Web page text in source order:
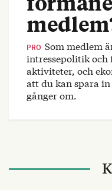
PRO Som medlem
intressepolitik
aktiviteter, och
att du kan spara
gånger om.